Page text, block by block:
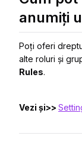
anumiți
Poți oferi
alte roluri și
Rules.
Vezi și>>